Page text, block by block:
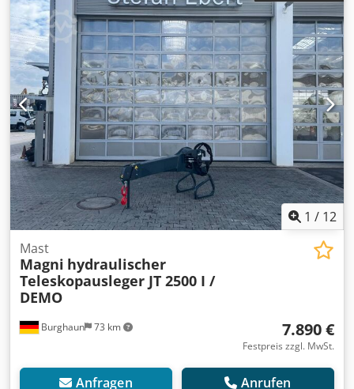
1 / 12
Burghaun 73 km
Mast
Magni hydraulischer
Teleskopausleger JT 2500 I /
DEMO
7.890 €
Festpreis zzgl. MwSt.
Anfragen Anrufen